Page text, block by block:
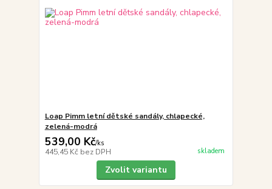
Loap Pimm letní dětské sandály, chlapecké,
zelená-modrá
539,00 Kč/ks
445,45 Kč bez DPH skladem
Zvolit variantu